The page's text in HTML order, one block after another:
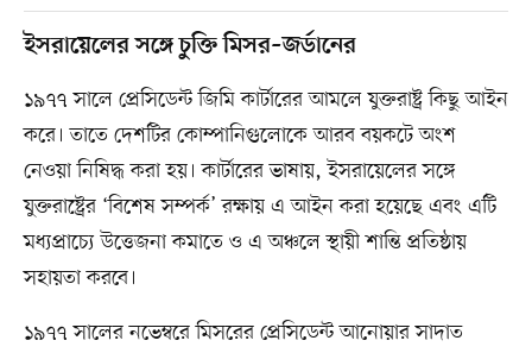
ইসরায়েলের সঙ্গে চুক্তি মিসর–জর্ডানের
১৯৭৭ সালে প্রেসিডেন্ট জিমি কার্টারের আমলে যুক্তরাষ্ট্র কিছু আইন
করে। তাতে দেশটির কোম্পানিগুলোকে আরব বয়কটে অংশ
নেওয়া নিষিদ্ধ করা হয়। কার্টারের ভাষায়, ইসরায়েলের সঙ্গে
যুক্তরাষ্ট্রের ‘বিশেষ সম্পর্ক’ রক্ষায় এ আইন করা হয়েছে এবং এটি
মধ্যপ্রাচ্যে উত্তেজনা কমাতে ও এ অঞ্চলে স্থায়ী শান্তি প্রতিষ্ঠায়
সহায়তা করবে।
১৯৭৭ সালের নভেম্বরে মিসরের প্রেসিডেন্ট আনোয়ার সাদাত